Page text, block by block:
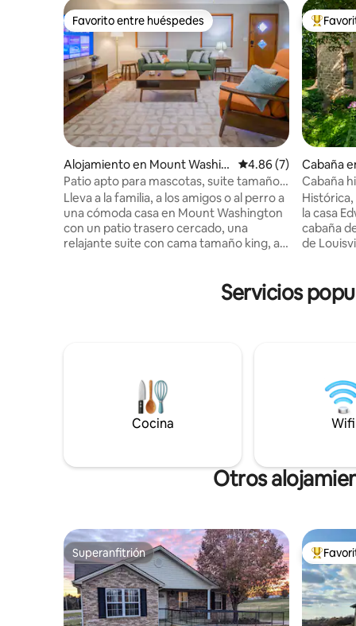
Favorito entre huéspedes
Favorito entre huéspedes
Alojamiento en Mount Washin
gton
Calificación
4.86 (7)
Patio apto para mascotas, suite tamaño
king cerca de Louisville
Lleva a la familia, a los amigos o al perro a
una cómoda casa en Mount Washington
con un patio trasero cercado, una
relajante suite con cama tamaño king, air
king, dos dormitorios con camas tamaño
gratuito y un patio trasero privado
cercado para relajarse después de un día
mascotas, trabajo en hospitales/por
Cabaña
Cabaña
bourbon
la casa
cabaña
de
un
al estanque
planta. Muebles antiguos americanos y
Servicios
Cocina Wifi
Otros
Superanfitrión
Superanfitrión